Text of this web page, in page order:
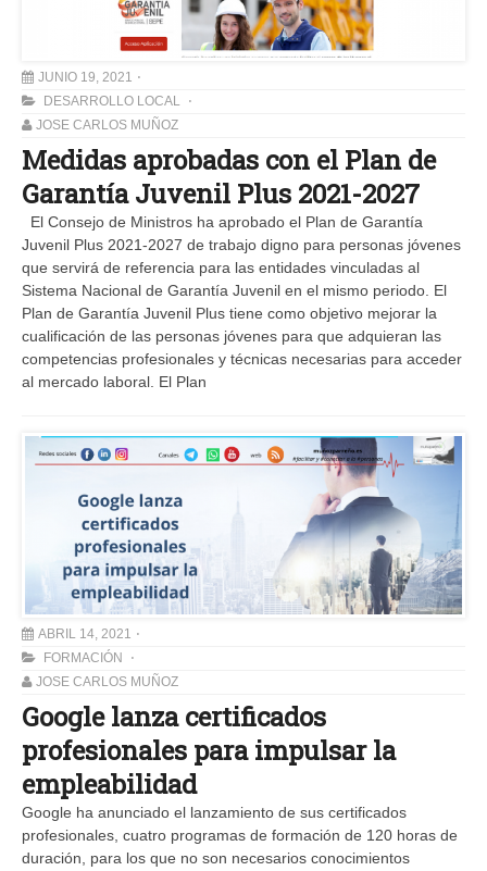
JUNIO 19, 2021
DESARROLLO LOCAL
JOSE CARLOS MUÑOZ
Medidas aprobadas con el Plan de
Garantía Juvenil Plus 2021-2027
El Consejo de Ministros ha aprobado el Plan de Garantía
Juvenil Plus 2021-2027 de trabajo digno para personas jóvenes
que servirá de referencia para las entidades vinculadas al
Sistema Nacional de Garantía Juvenil en el mismo periodo. El
Plan de Garantía Juvenil Plus tiene como objetivo mejorar la
cualificación de las personas jóvenes para que adquieran las
competencias profesionales y técnicas necesarias para acceder
al mercado laboral. El Plan
ABRIL 14, 2021
FORMACIÓN
JOSE CARLOS MUÑOZ
Google lanza certificados
profesionales para impulsar la
empleabilidad
Google ha anunciado el lanzamiento de sus certificados
profesionales, cuatro programas de formación de 120 horas de
duración, para los que no son necesarios conocimientos